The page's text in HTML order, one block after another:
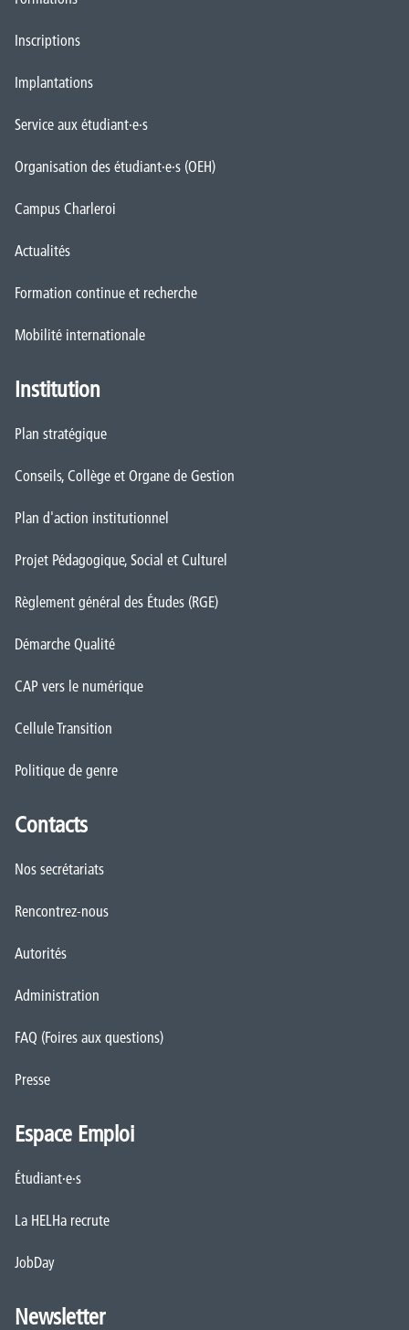
Inscriptions
Implantations
Service aux étudiant·e·s
Organisation des étudiant·e·s (OEH)
Campus Charleroi
Actualités
Formation continue et recherche
Mobilité internationale
Institution
Plan stratégique
Conseils, Collège et Organe de Gestion
Plan d'action institutionnel
Projet Pédagogique, Social et Culturel
Règlement général des Études (RGE)
Démarche Qualité
CAP vers le numérique
Cellule Transition
Politique de genre
Contacts
Nos secrétariats
Rencontrez-nous
Autorités
Administration
FAQ (Foires aux questions)
Presse
Espace Emploi
Étudiant·e·s
La HELHa recrute
JobDay
Newsletter